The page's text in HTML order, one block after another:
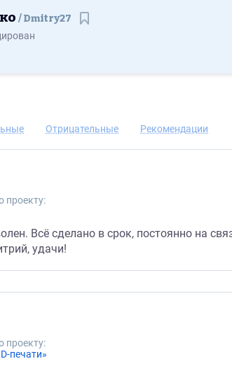
Дмитрий Самойленко
Dmitry27
Отрицательные Рекомендации
проекту:
Всё сделано в срок, постоянно на
удачи!
проекту:
печати»